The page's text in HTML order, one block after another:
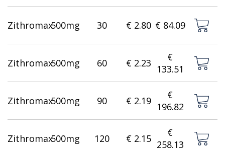
Zithromax500mg 30 € 2.80 € 84.09
Zithromax500mg 60 € 2.23
€
133.51
Zithromax500mg 90 € 2.19
€
196.82
Zithromax500mg 120 € 2.15
€
258.13